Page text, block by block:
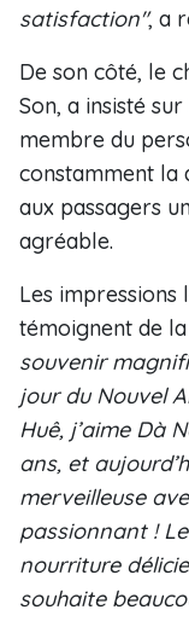
satisfaction", a
De son côté, le
Son, a insisté
membre du
constamment la
aux passagers
agréable.
Les impressions
témoignent de
souvenir
jour du Nouvel
Huê, j’aime Dà
ans, et
merveilleuse
passionnant !
nourriture
souhaite